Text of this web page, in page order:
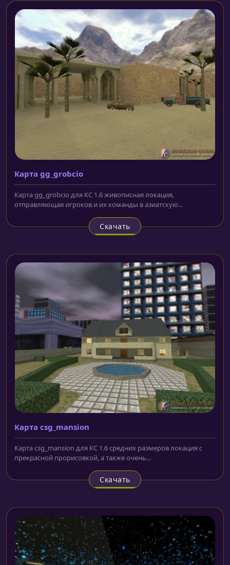
Карта gg_grobcio
Карта gg_grobcio для КС 1.6 живописная локация,
отправляющая игроков и их команды в азиатскую...
Скачать
Карта csg_mansion
Карта csg_mansion для КС 1.6 средних размеров локация с
прекрасной прорисовкой, а также очень...
Скачать